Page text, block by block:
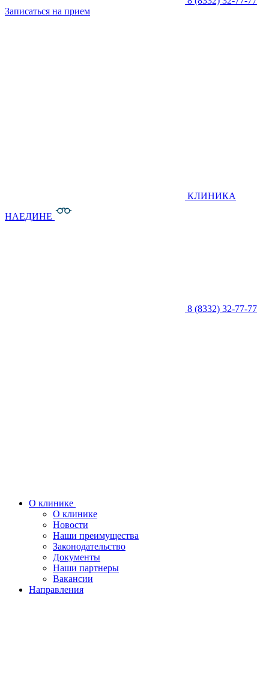
Записаться на прием
КЛИНИКА
НАЕДИНЕ
8 (8332) 32-77-77
О клинике
О клинике
Новости
Наши преимущества
Законодательство
Документы
Наши партнеры
Вакансии
Направления